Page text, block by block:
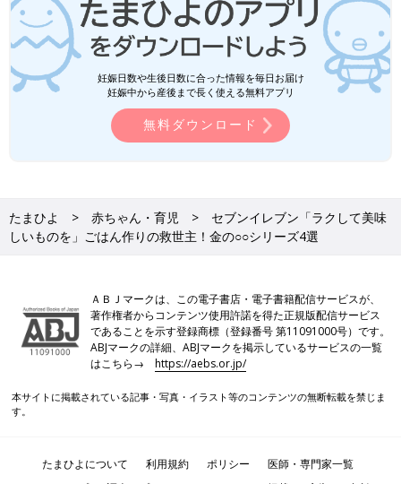
妊娠日数や生後日数に合った情報を毎日お届け
妊娠中から産後まで長く使える無料アプリ
無料ダウンロード
たまひよ 赤ちゃん・育児
セブンイレブン「ラクして美味
しいものを」ごはん作りの救世主！金の○○シリーズ4選
ＡＢＪマークは、この電子書店・電子書籍配信サービスが、
著作権者からコンテンツ使用許諾を得た正規版配信サービス
であることを示す登録商標（登録番号 第11091000号）です。
ABJマークの詳細、ABJマークを掲示しているサービスの一覧
はこちら→https://aebs.or.jp/
本サイトに掲載されている記事・写真・イラスト等のコンテンツの無断転載を禁じま
す。
たまひよについて 利用規約 ポリシー
医師・専門家一覧